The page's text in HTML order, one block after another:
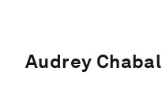
Audrey Chabal